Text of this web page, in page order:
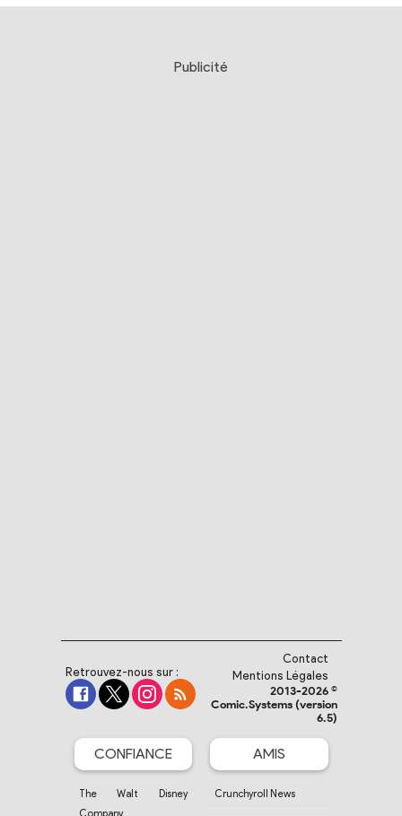
Publicité
Retrouvez-nous sur :
Contact
Mentions Légales
2013-2026 ©
Comic.Systems (version
6.5)
CONFIANCE
The Walt Disney
Company
AMIS
Crunchyroll News